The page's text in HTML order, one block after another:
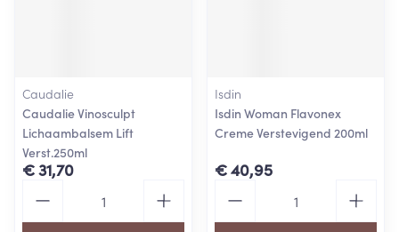
Caudalie
Caudalie Vinosculpt
Lichaambalsem Lift
Verst.250ml
€ 31,70
Isdin
Isdin Woman Flavonex
Creme Verstevigend 200ml
€ 40,95